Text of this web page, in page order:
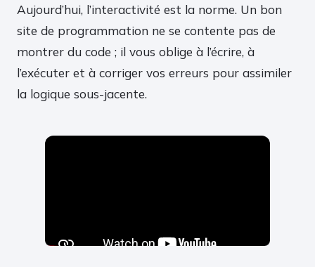
Aujourd’hui, l’interactivité est la norme. Un bon
site de programmation ne se contente pas de
montrer du code ; il vous oblige à l’écrire, à
l’exécuter et à corriger vos erreurs pour assimiler
la logique sous-jacente.